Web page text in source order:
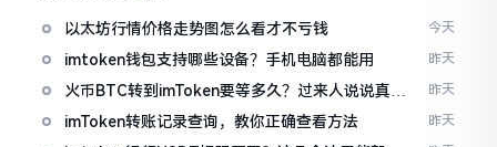
以太坊行情价格走势图怎么看才不亏钱 今天
imtoken钱包支持哪些设备？手机电脑都能用 昨天
火币BTC转到imToken要等多久？过来人说说真实
情况
昨天
imToken转账记录查询，教你正确查看方法 昨天